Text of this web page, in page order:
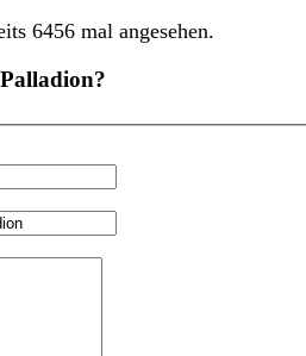
6456 mal angesehen.